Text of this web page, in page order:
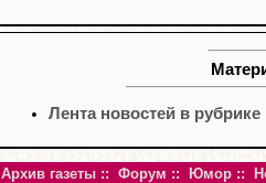
Лента новостей в
Архив газеты :: Форум :: Юмор ::